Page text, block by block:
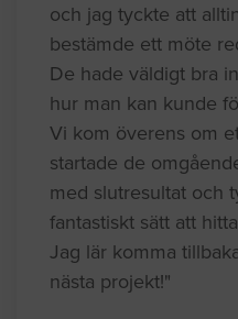
och jag tyckte att
bestämde ett möte
De hade väldigt bra
hur man kan kunde
Vi kom överens om
startade de
med slutresultat och
fantastiskt sätt att
Jag lär komma
nästa projekt!"